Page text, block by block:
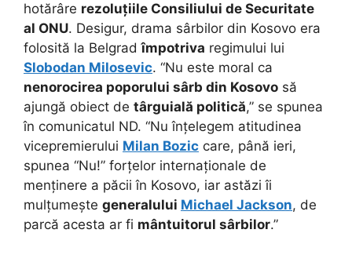
hotărâre rezoluțiile Consiliului de Securitate
al ONU. Desigur, drama sârbilor din Kosovo era
folosită la Belgradîmpotriva regimului lui
Slobodan Milosevic. “Nu este moral ca
nenorocirea poporului sârb din Kosovo să
ajungă obiect de târguială politică,” se spunea
în comunicatul ND. “Nu înțelegem atitudinea
vicepremierului Milan Bozic care, până ieri,
spunea “Nu!” forțelor internaționale de
menținere a păcii în Kosovo, iar astăzi îi
mulțumește generalului Michael Jackson, de
parcă acesta ar fi mântuitorul sârbilor.”